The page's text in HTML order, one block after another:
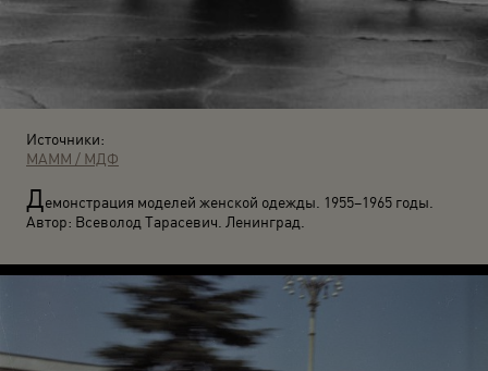
Источники:
МАММ / МДФ
Демонстрация моделей женской одежды. 1955–1965 годы.
Автор: Всеволод Тарасевич. Ленинград.